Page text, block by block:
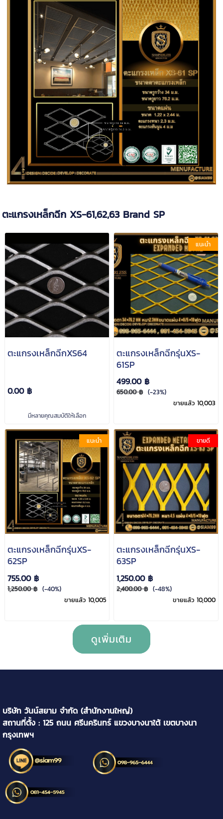
ตะแกรงเหล็กฉีก XS-61,62,63 Brand SP
ตะแกรงเหล็กฉีกXS64
0.00 ฿
มีหลายคุณสมบัติให้เลือก
แนะนำ
ตะแกรงเหล็กฉีกรุ่นXS-
61SP
499.00 ฿
650.00 ฿ (-23%)
ขายแล้ว 10,003
แนะนำ
ตะแกรงเหล็กฉีกรุ่นXS-
62SP
755.00 ฿
1,250.00 ฿ (-40%)
ขายแล้ว 10,005
ขายดี
ตะแกรงเหล็กฉีกรุ่นXS-
63SP
1,250.00 ฿
2,400.00 ฿ (-48%)
ขายแล้ว 10,000
ดูเพิ่มเติม
บริษัท วันน์สยาม จำกัด (สำนักงานใหญ่)
สถานที่ตั้ง : 125 ถนน ศรีนครินทร์ แขวงบางนาใต้ เขตบางนา
กรุงเทพฯ